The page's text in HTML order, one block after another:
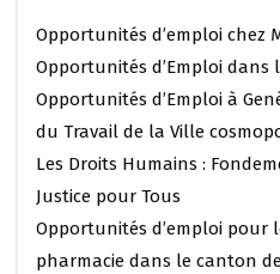
Opportunités d’emploi chez
Opportunités d’Emploi dans
Opportunités d’Emploi à
du Travail de la Ville
Les Droits Humains :
Justice pour Tous
Opportunités d’emploi pour
pharmacie dans le canton